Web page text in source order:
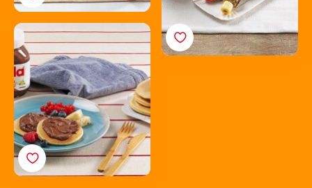
Mini-pannenkoeken
met Nutella® en fruit